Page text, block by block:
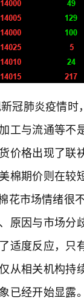
冠肺炎疫情
工与流通等
价格出现了
棉期价则在
花市场情绪很
原因与市场
适度反应，
从相关机构
已经开始显